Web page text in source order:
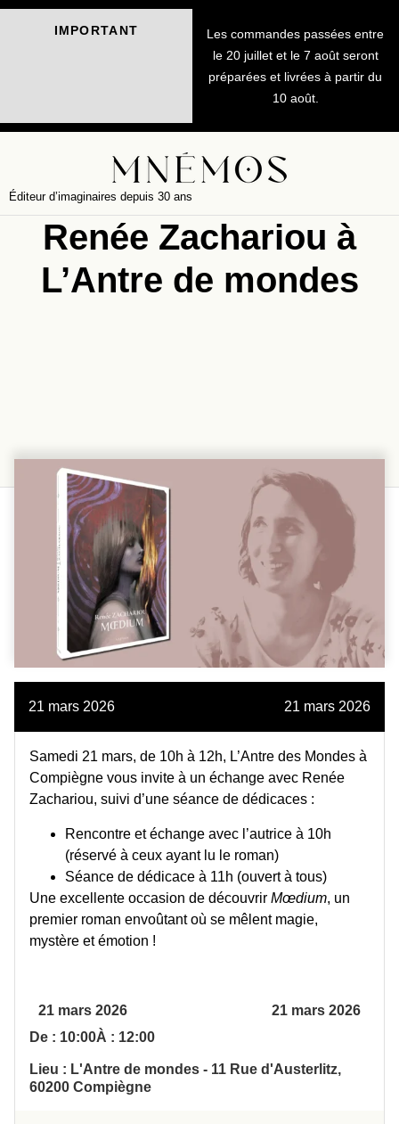
IMPORTANT
Les commandes passées entre
le 20 juillet et le 7 août seront
préparées et livrées à partir du
10 août.
Éditeur d’imaginaires depuis 30 ans
Renée Zachariou à
L’Antre de mondes
21 mars 2026 21 mars 2026
Samedi 21 mars, de 10h à 12h, L’Antre des Mondes à
Compiègne vous invite à un échange avec Renée
Zachariou, suivi d’une séance de dédicaces :
Rencontre et échange avec l’autrice à 10h
(réservé à ceux ayant lu le roman)
Séance de dédicace à 11h (ouvert à tous)
Une excellente occasion de découvrir Mœdium, un
premier roman envoûtant où se mêlent magie,
mystère et émotion !
21 mars 2026
21 mars 2026
De : 10:00À : 12:00
Lieu : L'Antre de mondes - 11 Rue d'Austerlitz,
60200 Compiègne